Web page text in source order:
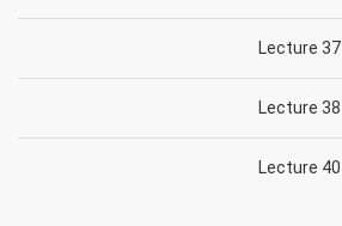
Lecture 37
Lecture 38
Lecture 40